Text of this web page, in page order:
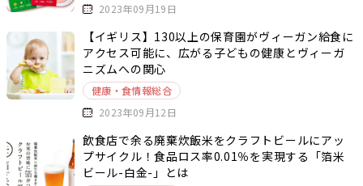
2023年09月19日
【イギリス】130以上の保育園がヴィーガン給食に
アクセス可能に、広がる子どもの健康とヴィーガ
ニズムへの関心
健康・食情報総合
2023年09月12日
飲食店で余る廃棄炊飯米をクラフトビールにアッ
プサイクル！食品ロス率0.01％を実現する「箔米
ビール-白金-」とは